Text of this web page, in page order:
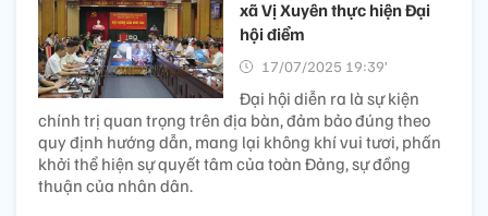
xã Vị Xuyên thực hiện Đại
hội điểm
17/07/2025 19:39’
Đại hội diễn ra là sự kiện
chính trị quan trọng trên địa bàn, đảm bảo đúng theo
quy định hướng dẫn, mang lại không khí vui tươi, phấn
khởi thể hiện sự quyết tâm của toàn Đảng, sự đồng
thuận của nhân dân.